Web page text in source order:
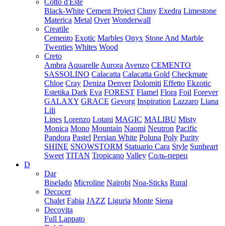
Cotto d'Este
Black-White Cement Project Cluny Exedra Limestone
Materica Metal Over Wonderwall
Creatile
Cemento Exotic Marbles Onyx Stone And Marble
Twenties Whites Wood
Creto
Ambra Aquarelle Aurora Avenzo CEMENTO
SASSOLINO Calacatta Calacatta Gold Checkmate
Chloe Cray Deniza Denver Dolomiti Effetto Ekzotic
Estetika Dark Eva FOREST Flamel Flora Foil Forever
GALAXY GRACE Gevorg Inspiration Lazzaro Liana
Lili
Lines Lorenzo Lotani MAGIC MALIBU Misty
Monica Mono Mountain Naomi Neutron Pacific
Pandora Pastel Persian White Poluna Poly Purity
SHINE SNOWSTORM Statuario Cara Style Sunheart
Sweet TITAN Tropicano Valley Соль-перец
D
Dar
Biselado Microline Nairobi Noa-Sticks Rural
Decocer
Chalet Fabia JAZZ Liguria Monte Siena
Decovita
Full Lappato